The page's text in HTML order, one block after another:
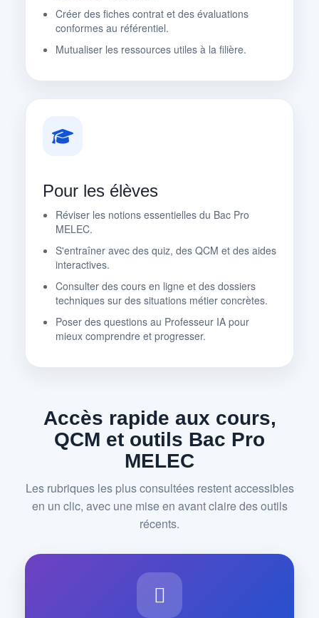
Créer des fiches contrat et des évaluations
conformes au référentiel.
Mutualiser les ressources utiles à la filière.
Pour les élèves
Réviser les notions essentielles du Bac Pro
MELEC.
S'entraîner avec des quiz, des QCM et des aides
interactives.
Consulter des cours en ligne et des dossiers
techniques sur des situations métier concrètes.
Poser des questions au Professeur IA pour
mieux comprendre et progresser.
Accès rapide aux cours,
QCM et outils Bac Pro
MELEC
Les rubriques les plus consultées restent accessibles
en un clic, avec une mise en avant claire des outils
récents.